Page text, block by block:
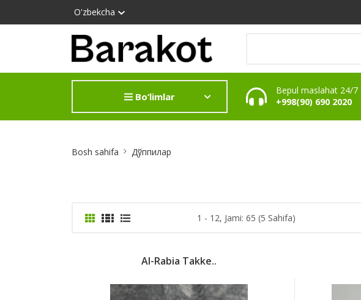
O'zbekcha
Bo‘limlar
Bepul maslahat 24/7
+998(90) 690 2020
Bosh sahifa Дўппилар
1 - 12, Jami: 65 (5 Sahifa)
Al-Rabia Takke..